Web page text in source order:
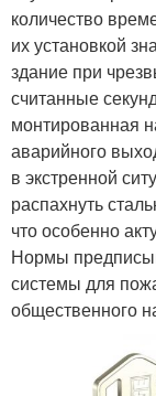
количество
их установкой
здание при
считанные
монтированная
аварийного
в экстренной
распахнуть
что особенно
Нормы
системы для
общественного